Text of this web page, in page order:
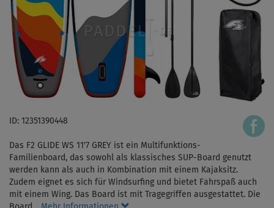
ID: 12351390448
Das F2 GLIDE WS 11'7 GREY ist ein Multifunktions-
Familienboard, das sowohl als klassisches SUP-Board genutzt
werden kann als auch in Kombination mit einem Kajaksitz.
Zudem eignet es sich für Windsurfing und bietet Fahrspaß auch
mit einem Wing. Das Board ist mit Tragegriffen ausgestattet. Die